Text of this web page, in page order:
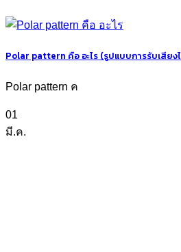
Polar pattern คือ อะไร (รูปแบบการรับเสียง
Polar pattern ค
01
มี.ค.